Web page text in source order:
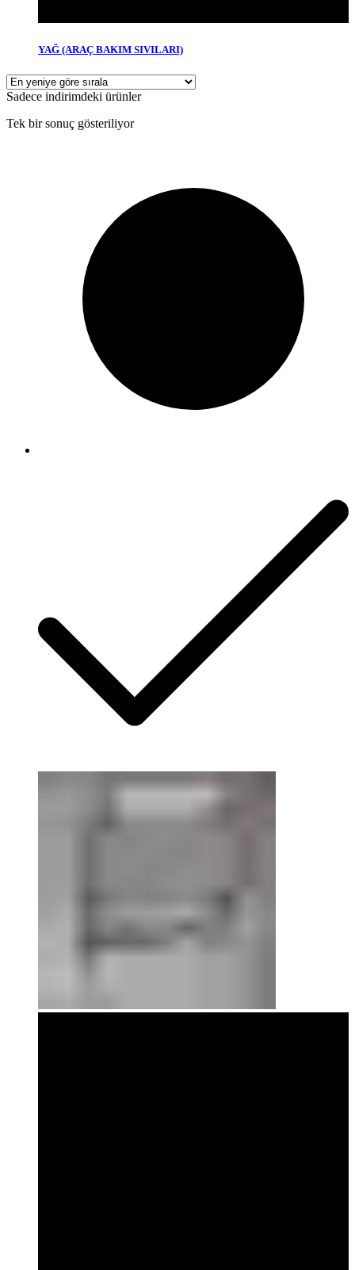
YAĞ (ARAÇ BAKIM SIVILARI)
Sadece indirimdeki ürünler
Tek bir sonuç gösteriliyor